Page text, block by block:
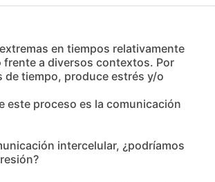
en tiempos relativamente
frente a diversos contextos. Por
de tiempo, produce estrés y/o
este proceso es la comunicación
intercelular, ¿podríamos